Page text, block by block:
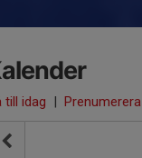
till idag | Prenumerera